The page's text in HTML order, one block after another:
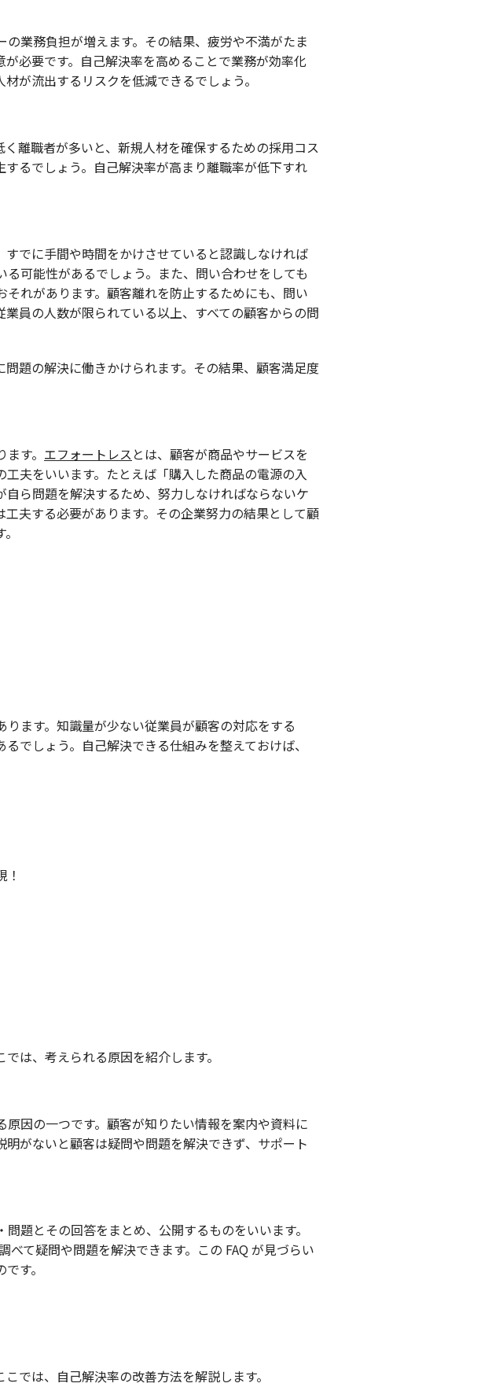
業務負担が増えます。その結果、疲労や不満がたま
必要です。自己解決率を高めることで業務が効率化
が流出するリスクを低減できるでしょう。
離職者が多いと、新規人材を確保するための採用コス
るでしょう。自己解決率が高まり離職率が低下すれ
でに手間や時間をかけさせていると認識しなければ
可能性があるでしょう。また、問い合わせをしても
れがあります。顧客離れを防止するためにも、問い
員の人数が限られている以上、すべての顧客からの問
題の解決に働きかけられます。その結果、顧客満足度
す。 エフォートレスとは、顧客が商品やサービスを
夫をいいます。たとえば「購入した商品の電源の入
ら問題を解決するため、努力しなければならないケ
夫する必要があります。その企業努力の結果として顧
ます。知識量が少ない従業員が顧客の対応をする
でしょう。自己解決できる仕組みを整えておけば、
は、考えられる原因を紹介します。
因の一つです。顧客が知りたい情報を案内や資料に
がないと顧客は疑問や問題を解決できず、サポート
題とその回答をまとめ、公開するものをいいます。
て疑問や問題を解決できます。この FAQ が見づらい
す。
では、自己解決率の改善方法を解説します。